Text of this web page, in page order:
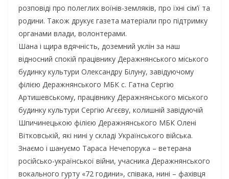
розповіді про полеглих воїнів-земляків, про їхні сім’ї та
родини. Також друкує газета матеріали про підтримку
органами влади, волонтерами.
Шана і щира вдячність, доземний уклін за наш
відносний спокій працівнику Деражнянського міського
будинку культури Олександру Білуну, завідуючому
філією Деражнянського МБК с. Гатна Сергію
Артишевському, працівнику Деражнянського міського
будинку культури Сергію Агєєву, колишній завідуючій
Шпичинецькою філією Деражнянського МБК Олені
Вітковській, які нині у складі Українського війська.
Знаємо і шануємо Тараса Нечепорука – ветерана
російсько-української війни, учасника Деражнянського
вокального гурту «72 години», співака, нині – фахівця